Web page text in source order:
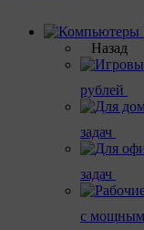
Назад
рублей
задач
задач
с мощным